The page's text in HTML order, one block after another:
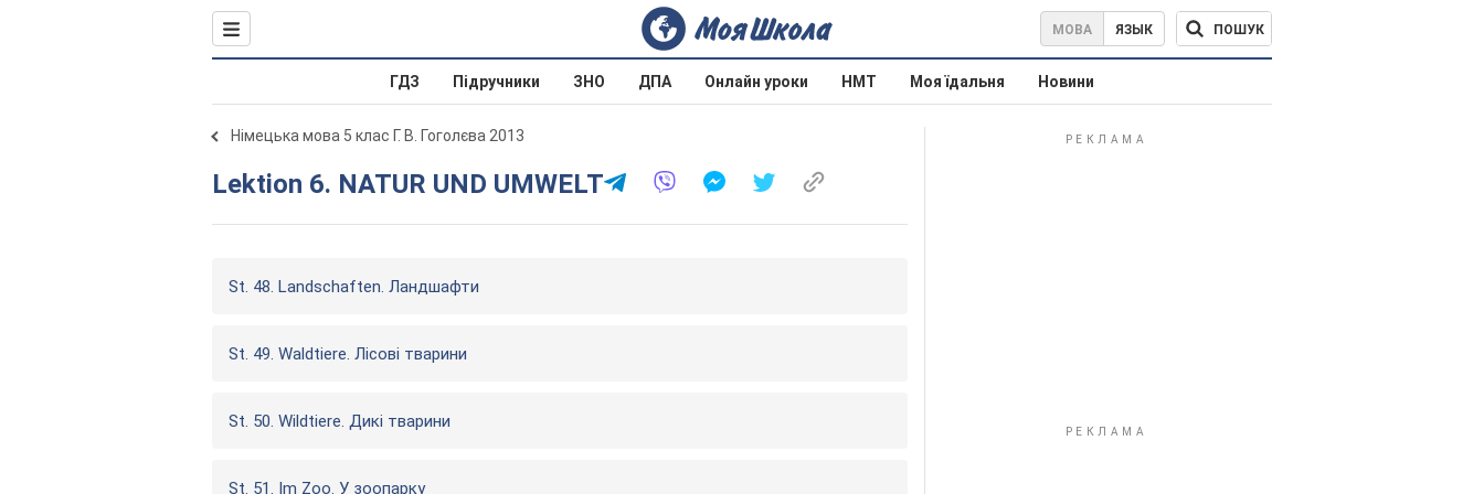
МОВА ЯЗЫК ПОШУК
ГДЗ Підручники ЗНО ДПА Онлайн уроки НМТ Моя їдальня Новини
Німецька мова 5 клас Г. В. Гоголєва 2013
Lektion 6. NATUR UND UMWELT
St. 48. Landschaften. Ландшафти
St. 49. Waldtiere. Лісові тварини
St. 50. Wildtiere. Дикі тварини
St. 51. Im Zoo. У зоопарку